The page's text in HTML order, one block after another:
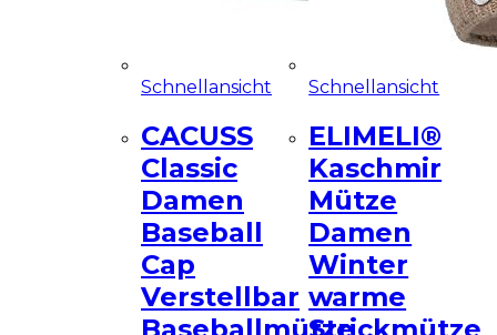
Schnellansicht
CACUSS
Classic
Damen
Baseball
Cap
Verstellbar
Schnellansicht
ELIMELI®
Kaschmir
Mütze
Damen
Winter
warme